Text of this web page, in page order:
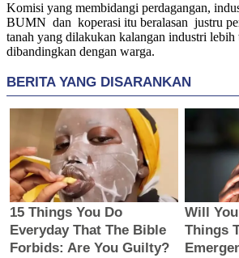
Komisi yang membidangi perdagangan,
BUMN dan koperasi itu beralasan justru
tanah yang dilakukan kalangan industri lebih
dibandingkan dengan warga.